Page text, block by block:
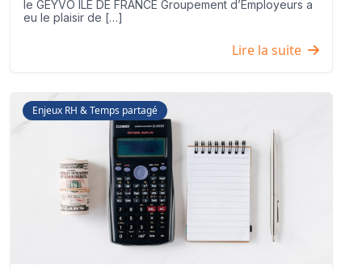
le GEYVO ILE DE FRANCE Groupement d’Employeurs a
eu le plaisir de […]
Lire la suite
Enjeux RH & Temps partagé